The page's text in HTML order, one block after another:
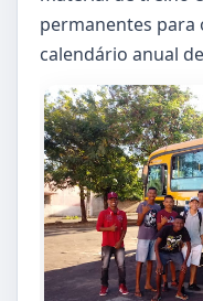
permanentes
calendário anual